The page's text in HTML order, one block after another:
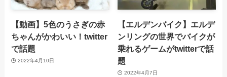
【動画】5色のうさぎの赤
ちゃんがかわいい！twitter
で話題
2022年4月10日
【エルデンバイク】エルデ
ンリングの世界でバイクが
乗れるゲームがtwitterで話
題
2022年4月7日